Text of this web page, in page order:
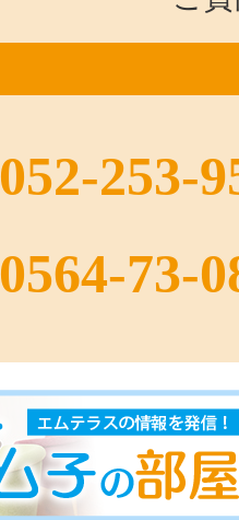
052-253-
0564-73-